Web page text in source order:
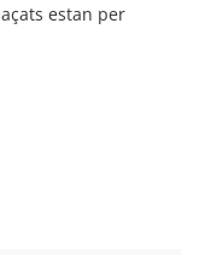
estan per